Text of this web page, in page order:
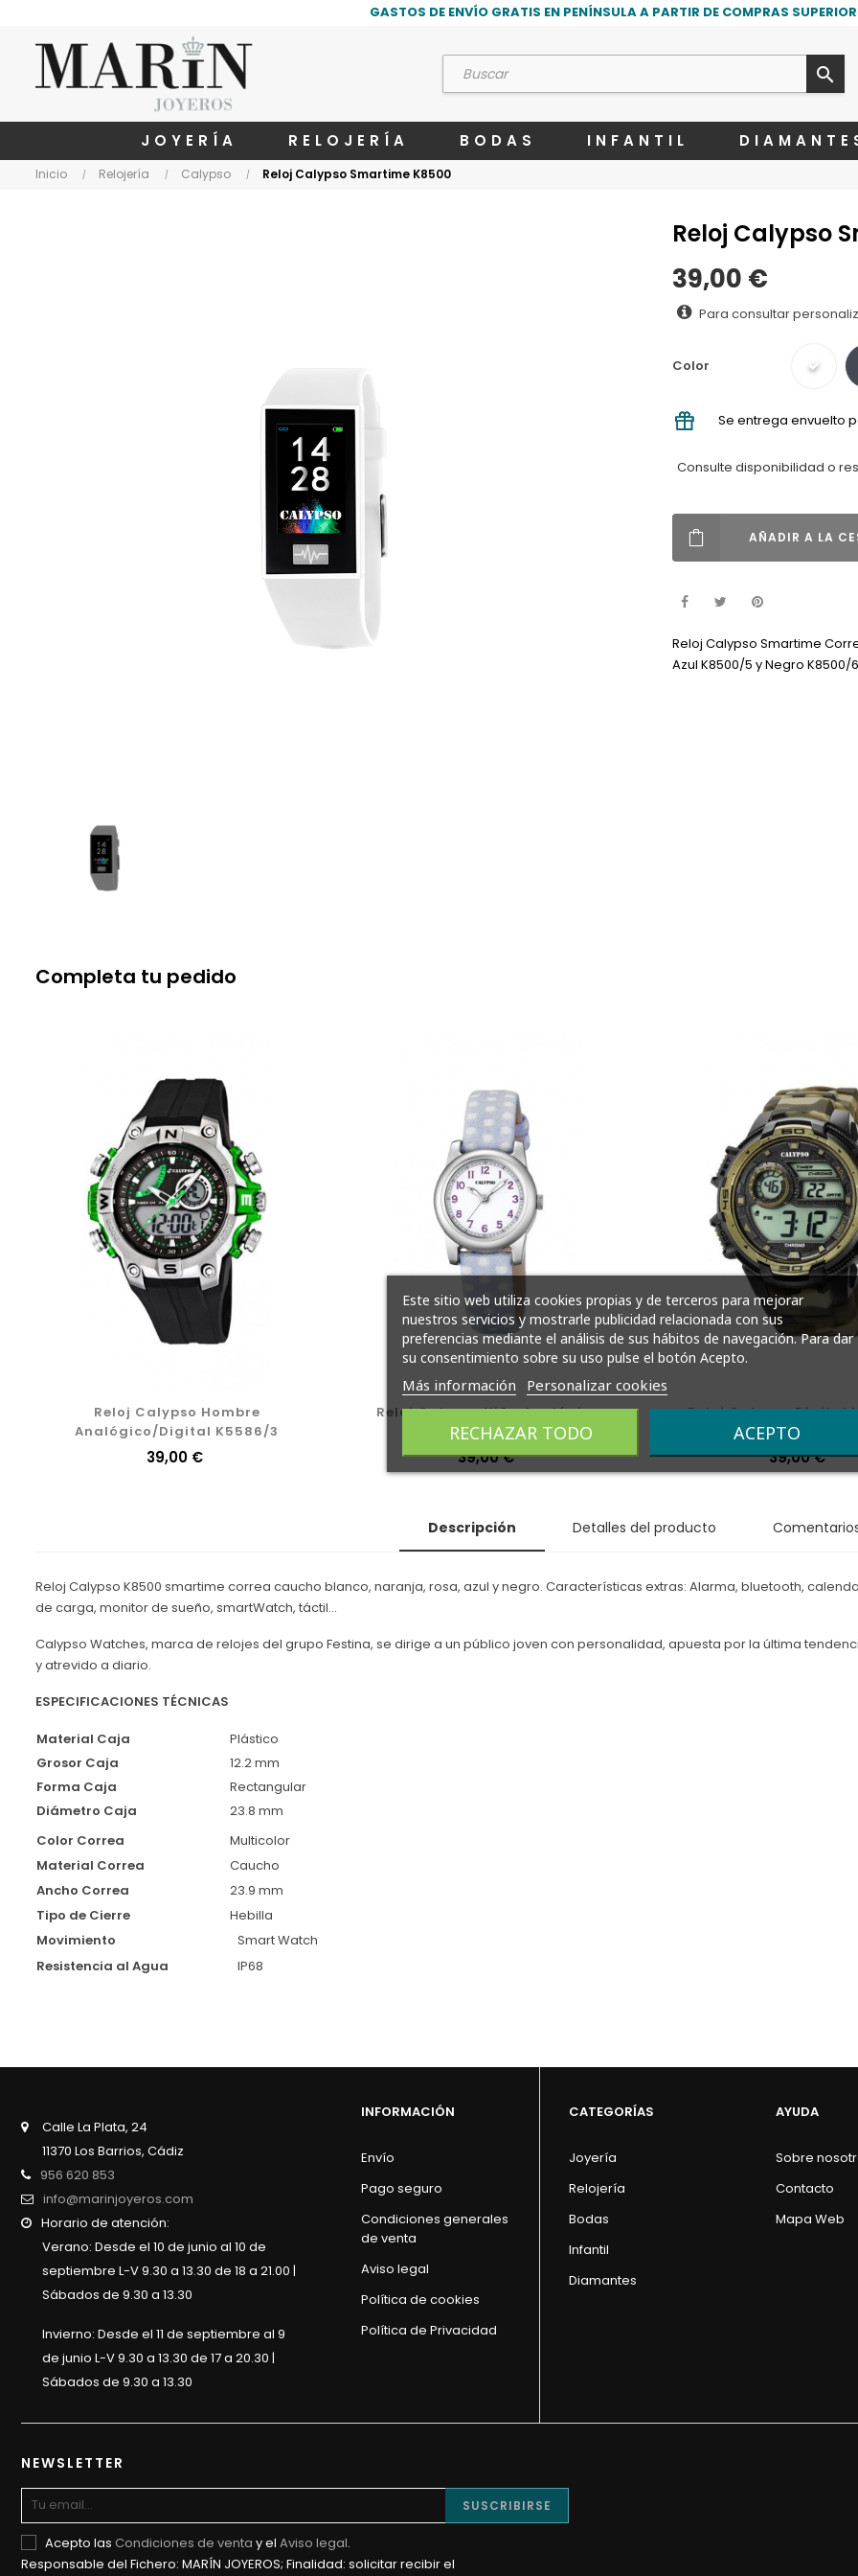
GASTOS DE ENVÍO GRATIS EN PENÍNSULA A PARTIR DE COMPRAS
search
JOYERÍA RELOJERÍA BODAS INFANTIL
Inicio Relojería Calypso Reloj Calypso Smartime K8500
Reloj Calypso
39,00 €
Para consultar
Color
Se entrega envuelto
Consulte disponibilidad o
AÑADIR A LA
Reloj Calypso Smartime
Azul K8500/5 y Negro K8500/6
Completa tu pedido
Reloj Calypso Hombre
Analógico/Digital K5586/3
Precio
39,00 €
Reloj Calypso Niña Analógico
K5713
Precio
39,00 €
Reloj Calypso Digital
K5723/6
Precio
39,00 €
Descripción Detalles del producto
Reloj Calypso K8500 smartime correa caucho blanco, naranja, rosa, azul y negro. Características extras: Alarma, bluetooth,
de carga, monitor de sueño, smartWatch, táctil...
Calypso Watches, marca de relojes del grupo Festina, se dirige a un público joven con personalidad, apuesta por la última
y atrevido a diario.
ESPECIFICACIONES TÉCNICAS
Material Caja
Plástico
Grosor Caja
12.2 mm
Forma Caja
Rectangular
Diámetro Caja
23.8 mm
Color Correa
Multicolor
Material Correa
Caucho
Ancho Correa
23.9 mm
Tipo de Cierre
Hebilla
Movimiento
Smart Watch
Resistencia al Agua
IP68
Calle La Plata, 24
11370 Los Barrios, Cádiz
956 620 853
info@marinjoyeros.com
Horario de atención:
Verano: Desde el 10 de junio al 10 de
septiembre L-V 9.30 a 13.30 de 18 a 21.00 |
Sábados de 9.30 a 13.30
Invierno: Desde el 11 de septiembre al 9
de junio L-V 9.30 a 13.30 de 17 a 20.30 |
Sábados de 9.30 a 13.30
INFORMACIÓN
Envío
Pago seguro
Condiciones generales
de venta
Aviso legal
Política de cookies
Política de Privacidad
CATEGORÍAS
Joyería
Relojería
Bodas
Infantil
Diamantes
AYUDA
Sobre
Contacto
Mapa Web
NEWSLETTER
SUSCRIBIRSE
Acepto las Condiciones de venta y el Aviso legal.
Responsable del Fichero: MARÍN JOYEROS; Finalidad: solicitar recibir el
Este sitio web utiliza cookies propias y de terceros para mejorar
nuestros servicios y mostrarle publicidad relacionada con sus
preferencias mediante el análisis de sus hábitos de navegación. Para dar
su consentimiento sobre su uso pulse el botón Acepto.
Más información Personalizar cookies
RECHAZAR TODO ACEPTO